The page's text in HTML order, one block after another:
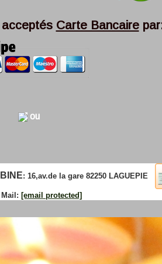
Carte Bancaire
ou
: 16,av.de la gare 82250 LAGUEPIE
[email protected]